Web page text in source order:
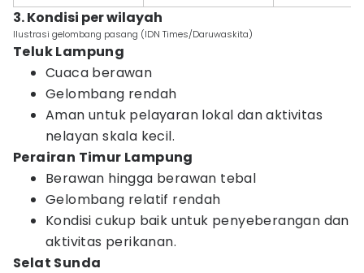
3. Kondisi per wilayah
Ilustrasi gelombang pasang (IDN Times/Daruwaskita)
Teluk Lampung
Cuaca berawan
Gelombang rendah
Aman untuk pelayaran lokal dan aktivitas
nelayan skala kecil.
Perairan Timur Lampung
Berawan hingga berawan tebal
Gelombang relatif rendah
Kondisi cukup baik untuk penyeberangan dan
aktivitas perikanan.
Selat Sunda